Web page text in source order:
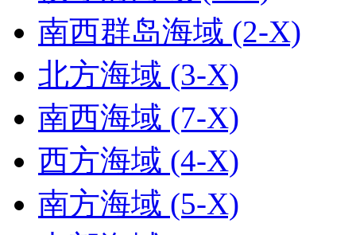
南西群岛海域 (2-X)
北方海域 (3-X)
南西海域 (7-X)
西方海域 (4-X)
南方海域 (5-X)